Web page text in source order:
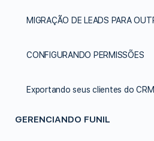
CONFIGURANDO PERMISSÕES
Exportando seus clientes do CRM
GERENCIANDO FUNIL